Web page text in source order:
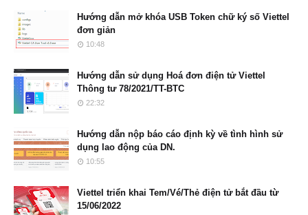
Hướng dẫn mở khóa USB Token chữ ký số Viettel
đơn giản
10:48
Hướng dẫn sử dụng Hoá đơn điện tử Viettel
Thông tư 78/2021/TT-BTC
22:32
Hướng dẫn nộp báo cáo định kỳ về tình hình sử
dụng lao động của DN.
10:55
Viettel triển khai Tem/Vé/Thẻ điện tử bắt đầu từ
15/06/2022